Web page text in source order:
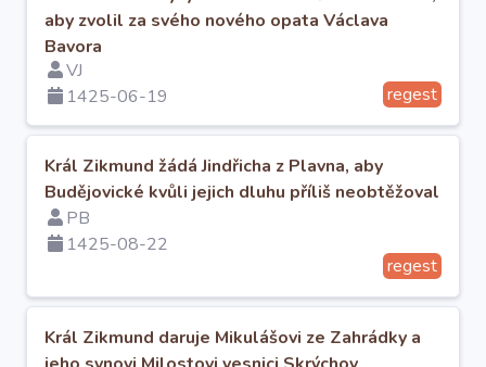
aby zvolil za svého nového opata Václava
Bavora
VJ
1425-06-19
regest
Král Zikmund žádá Jindřicha z Plavna, aby
Budějovické kvůli jejich dluhu příliš neobtěžoval
PB
1425-08-22
regest
Král Zikmund daruje Mikulášovi ze Zahrádky a